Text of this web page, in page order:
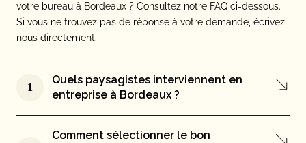
votre bureau à Bordeaux ? Consultez notre FAQ ci-dessous.
Si vous ne trouvez pas de réponse à votre demande, écrivez-
nous directement.
1
Quels paysagistes interviennent en
entreprise à Bordeaux ?
Comment sélectionner le bon